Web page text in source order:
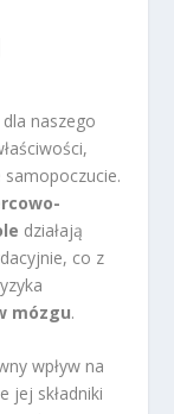
naszego
samopoczucie.
działają
co z
mózgu.
wpływ na
jej składniki